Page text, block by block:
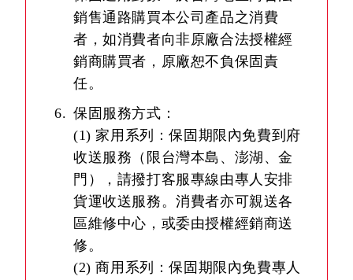
銷售通路購買本公司產品之消費
者，如消費者向非原廠合法授權經
銷商購買者，原廠恕不負保固責
任。
保固服務方式：
(1) 家用系列：保固期限內免費到府
收送服務（限台灣本島、澎湖、金
門），請撥打客服專線由專人安排
貨運收送服務。消費者亦可親送各
區維修中心，或委由授權經銷商送
修。
(2) 商用系列：保固期限內免費專人